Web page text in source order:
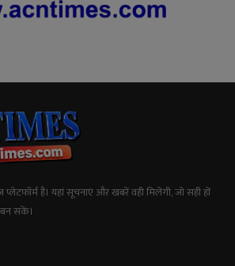
है। यहां सूचनाएं और खबरें वही मिलेंगी, जो सही हों
सकें।